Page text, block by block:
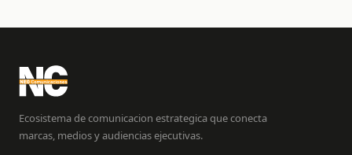
Ecosistema de comunicacion estrategica que conecta
marcas, medios y audiencias ejecutivas.